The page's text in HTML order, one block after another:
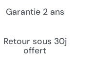
Garantie 2 ans
Retour sous 30j
offert